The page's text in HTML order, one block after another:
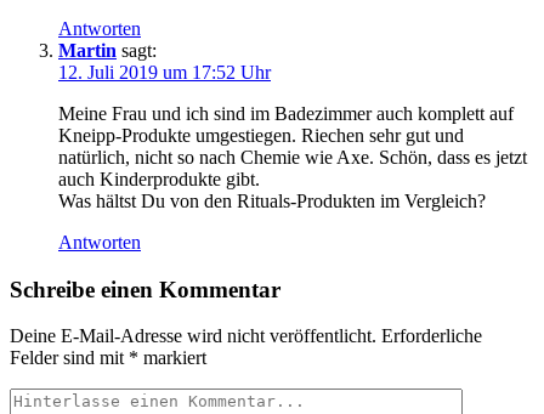
Antworten
Martin sagt:
12. Juli 2019 um 17:52 Uhr
Meine Frau und ich sind im Badezimmer auch komplett auf
Kneipp-Produkte umgestiegen. Riechen sehr gut und
natürlich, nicht so nach Chemie wie Axe. Schön, dass es jetzt
auch Kinderprodukte gibt.
Was hältst Du von den Rituals-Produkten im Vergleich?
Antworten
Schreibe einen Kommentar
Deine E-Mail-Adresse wird nicht veröffentlicht. Erforderliche
Felder sind mit * markiert